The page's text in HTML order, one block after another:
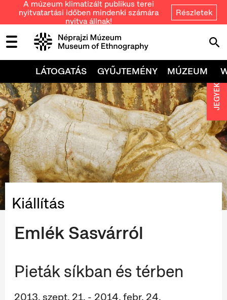
A múzeum klimatizált publikus terei
nyitvatartási időben mindenki számára
nyitva állnak!
Részletek
LÁTOGATÁS GYŰJTEMÉNY MÚZEUM
Kiállítás
Emlék Sasvárról
Pieták síkban és térben
2013. szept. 21. - 2014. febr. 24.
JEGYEK